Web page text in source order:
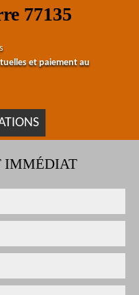
77135
et paiement au
IMMÉDIAT